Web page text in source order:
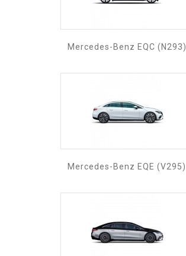
Mercedes-Benz EQC (N293)
Mercedes-Benz EQE (V295)